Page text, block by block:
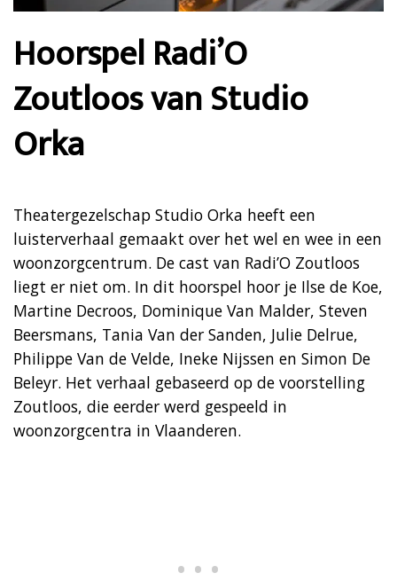
Hoorspel Radi’O
Zoutloos van Studio
Orka
Theatergezelschap Studio Orka heeft een
luisterverhaal gemaakt over het wel en wee in een
woonzorgcentrum. De cast van Radi’O Zoutloos
liegt er niet om. In dit hoorspel hoor je Ilse de Koe,
Martine Decroos, Dominique Van Malder, Steven
Beersmans, Tania Van der Sanden, Julie Delrue,
Philippe Van de Velde, Ineke Nijssen en Simon De
Beleyr. Het verhaal gebaseerd op de voorstelling
Zoutloos, die eerder werd gespeeld in
woonzorgcentra in Vlaanderen.